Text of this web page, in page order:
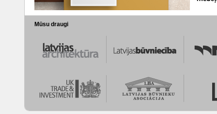
Mūsu draugi